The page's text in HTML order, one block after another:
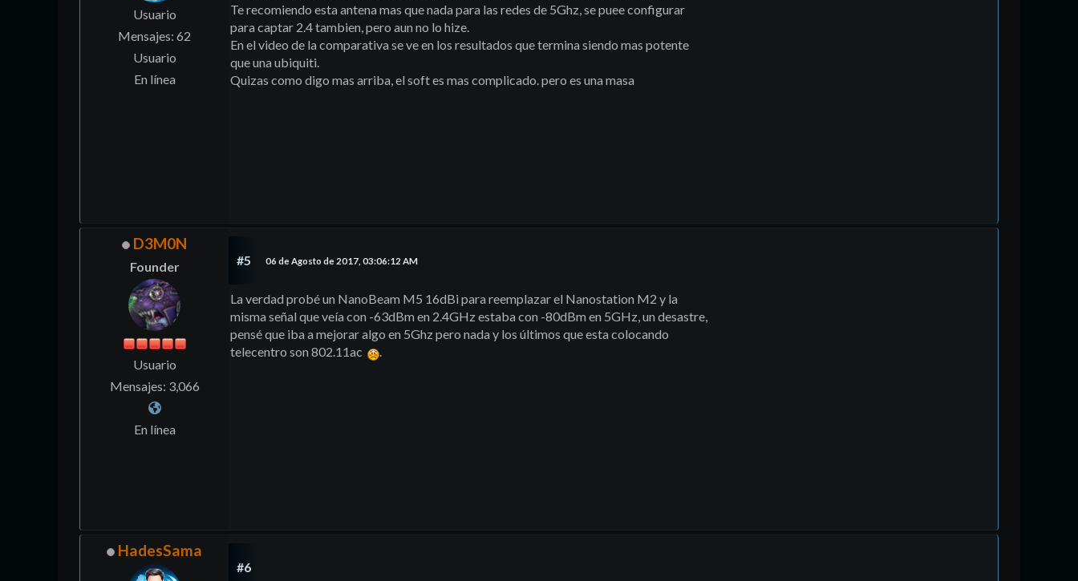
Usuario
Mensajes: 62
Usuario
En línea
Te recomiendo esta antena mas que nada para las redes de 5Ghz, se puee configurar
para captar 2.4 tambien, pero aun no lo hize.
En el video de la comparativa se ve en los resultados que termina siendo mas potente
que una ubiquiti.
Quizas como digo mas arriba, el soft es mas complicado. pero es una masa
D3M0N
Founder
Usuario
Mensajes: 3,066
En línea
#5 06 de Agosto de 2017, 03:06:12 AM
La verdad probé un NanoBeam M5 16dBi para reemplazar el Nanostation M2 y la
misma señal que veía con -63dBm en 2.4GHz estaba con -80dBm en 5GHz, un desastre,
pensé que iba a mejorar algo en 5Ghz pero nada y los últimos que esta colocando
telecentro son 802.11ac
HadesSama
#6